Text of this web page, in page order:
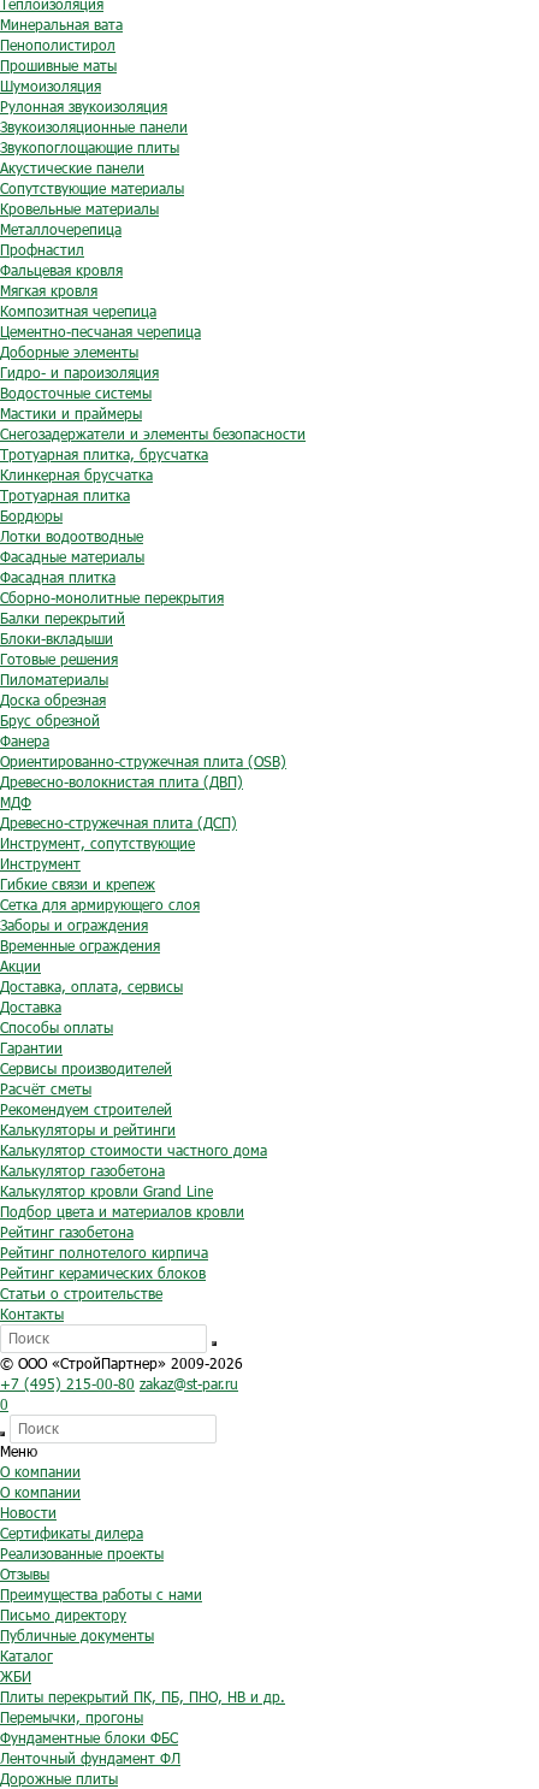
Теплоизоляция
Минеральная вата
Пенополистирол
Прошивные маты
Шумоизоляция
Рулонная звукоизоляция
Звукоизоляционные панели
Звукопоглощающие плиты
Акустические панели
Сопутствующие материалы
Кровельные материалы
Металлочерепица
Профнастил
Фальцевая кровля
Мягкая кровля
Композитная черепица
Цементно-песчаная черепица
Доборные элементы
Гидро- и пароизоляция
Водосточные системы
Мастики и праймеры
Снегозадержатели и элементы безопасности
Тротуарная плитка, брусчатка
Клинкерная брусчатка
Тротуарная плитка
Бордюры
Лотки водоотводные
Фасадные материалы
Фасадная плитка
Сборно-монолитные перекрытия
Балки перекрытий
Блоки-вкладыши
Готовые решения
Пиломатериалы
Доска обрезная
Брус обрезной
Фанера
Ориентированно-стружечная плита (OSB)
Древесно-волокнистая плита (ДВП)
МДФ
Древесно-стружечная плита (ДСП)
Инструмент, сопутствующие
Инструмент
Гибкие связи и крепеж
Сетка для армирующего слоя
Заборы и ограждения
Временные ограждения
Акции
Доставка, оплата, сервисы
Доставка
Способы оплаты
Гарантии
Сервисы производителей
Расчёт сметы
Рекомендуем строителей
Калькуляторы и рейтинги
Калькулятор стоимости частного дома
Калькулятор газобетона
Калькулятор кровли Grand Line
Подбор цвета и материалов кровли
Рейтинг газобетона
Рейтинг полнотелого кирпича
Рейтинг керамических блоков
Статьи о строительстве
Контакты
© ООО «СтройПартнер» 2009-2026
+7 (495) 215-00-80 zakaz@st-par.ru
0
Меню
О компании
О компании
Новости
Сертификаты дилера
Реализованные проекты
Отзывы
Преимущества работы с нами
Письмо директору
Публичные документы
Каталог
ЖБИ
Плиты перекрытий ПК, ПБ, ПНО, НВ и др.
Перемычки, прогоны
Фундаментные блоки ФБС
Ленточный фундамент ФЛ
Дорожные плиты